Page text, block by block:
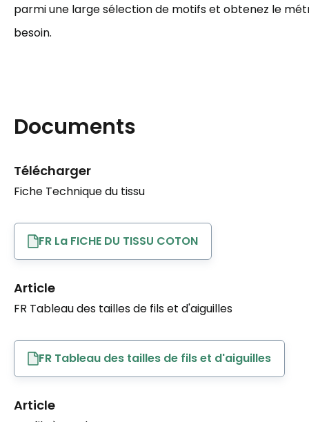
parmi une large sélection de motifs et obtenez le
besoin.
Documents
Télécharger
Fiche Technique du tissu
FR La FICHE DU TISSU COTON
Article
FR Tableau des tailles de fils et d'aiguilles
FR Tableau des tailles de fils et d'aiguilles
Article